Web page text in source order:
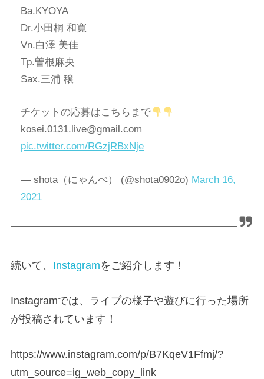
Ba.KYOYA
Dr.小田桐 和寛
Vn.白澤 美佳
Tp.曽根麻央
Sax.三浦 穣
チケットの応募はこちらまで
kosei.0131.live@gmail.com
pic.twitter.com/RGzjRBxNje
— shota（にゃんぺ） (@shota0902o) March 16,
2021
続いて、 Instagramをご紹介します！
Instagramでは、ライブの様子や遊びに行った場所
が投稿されています！
https://www.instagram.com/p/B7KqeV1Ffmj/?
utm_source=ig_web_copy_link